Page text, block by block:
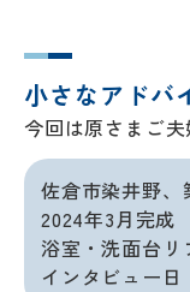
小さなアドバ
今回は原さまご夫
佐倉市染井野、
2024年3月完成
浴室・洗面台リ
インタビュー日